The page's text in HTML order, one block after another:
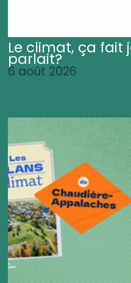
Le climat, ça fait
parlait?
6 août 2026